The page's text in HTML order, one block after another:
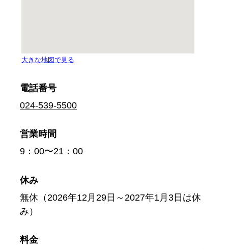
電話番号
024-539-5500
営業時間
9：00〜21：00
休み
無休（2026年12月29日～2027年1月3日は休
み）
料金